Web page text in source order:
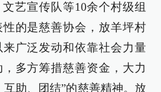
艺宣传队等10余个村级组
的是慈善协会，放羊坪村
广泛发动和依靠社会力量
多方筹措慈善资金，大力
助、团结”的慈善精神。放